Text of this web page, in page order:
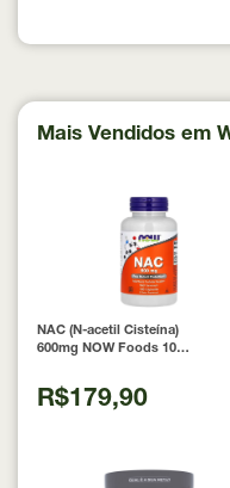
Mais Vendidos em
NAC (N-acetil Cisteína)
600mg NOW Foods 100
R$179,90